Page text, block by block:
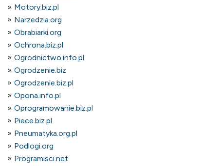
Motory.biz.pl
Narzedzia.org
Obrabiarki.org
Ochrona.biz.pl
Ogrodnictwo.info.pl
Ogrodzenie.biz
Ogrodzenie.biz.pl
Opona.info.pl
Oprogramowanie.biz.pl
Piece.biz.pl
Pneumatyka.org.pl
Podlogi.org
Programisci.net